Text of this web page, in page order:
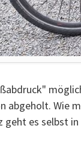
abgeholt. Wie
geht es selbst